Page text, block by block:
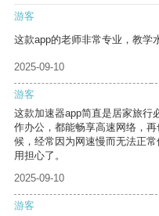
游客
这款app的老师非常专业，教学
2025-09-10
游客
这款加速器app简直是居家旅行
作办公，都能畅享高速网络，
候，经常因为网速慢而无法正
用担心了。
2025-09-10
游客